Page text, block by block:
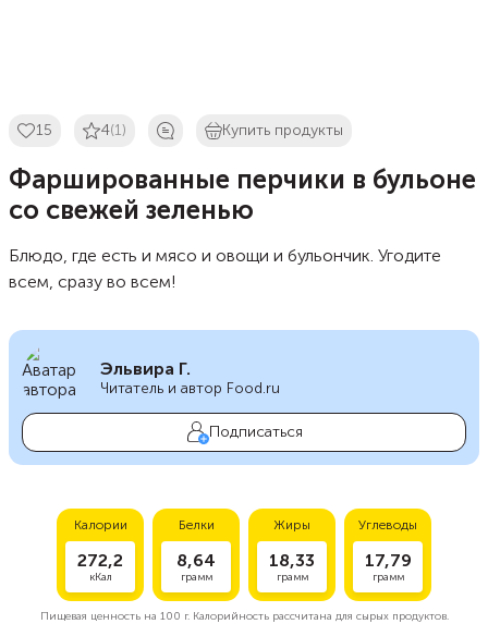
15 4(1) Купить продукты
Фаршированные перчики в бульоне
со свежей зеленью
Блюдо, где есть и мясо и овощи и бульончик. Угодите
всем, сразу во всем!
Эльвира Г.
Читатель и автор Food.ru
Подписаться
Калории
272,2
кКал
Белки
8,64
грамм
Жиры
18,33
грамм
Углеводы
17,79
грамм
Пищевая ценность на 100 г.Калорийность рассчитана для сырых продуктов.